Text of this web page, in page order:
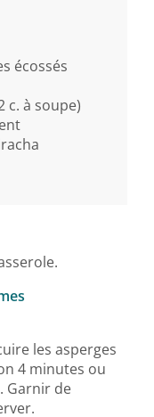
écossés
c. à soupe)
les asperges
4 minutes ou
Garnir de